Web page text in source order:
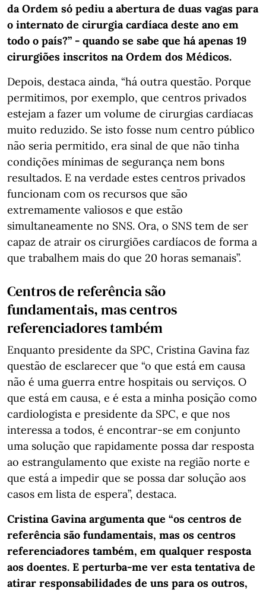
da Ordem só pediu a abertura de duas vagas para
o internato de cirurgia cardíaca deste ano em
todo o país?” - quando se sabe que há apenas 19
cirurgiões inscritos na Ordem dos Médicos.
Depois, destaca ainda, “há outra questão. Porque
permitimos, por exemplo, que centros privados
estejam a fazer um volume de cirurgias cardíacas
muito reduzido. Se isto fosse num centro público
não seria permitido, era sinal de que não tinha
condições mínimas de segurança nem bons
resultados. E na verdade estes centros privados
funcionam com os recursos que são
extremamente valiosos e que estão
simultaneamente no SNS. Ora, o SNS tem de ser
capaz de atrair os cirurgiões cardíacos de forma a
que trabalhem mais do que 20 horas semanais”.
Centros de referência são
fundamentais, mas centros
referenciadores também
Enquanto presidente da SPC, Cristina Gavina faz
questão de esclarecer que “o que está em causa
não é uma guerra entre hospitais ou serviços. O
que está em causa, e é esta a minha posição como
cardiologista e presidente da SPC, e que nos
interessa a todos, é encontrar-se em conjunto
uma solução que rapidamente possa dar resposta
ao estrangulamento que existe na região norte e
que está a impedir que se possa dar solução aos
casos em lista de espera”, destaca.
Cristina Gavina argumenta que “os centros de
referência são fundamentais, mas os centros
referenciadores também, em qualquer resposta
aos doentes. E perturba-me ver esta tentativa de
atirar responsabilidades de uns para os outros,